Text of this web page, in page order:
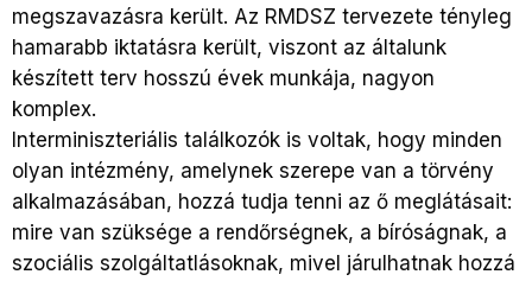
megszavazásra került. Az RMDSZ tervezete tényleg
hamarabb iktatásra került, viszont az általunk
készített terv hosszú évek munkája, nagyon
komplex.
Interminiszteriális találkozók is voltak, hogy minden
olyan intézmény, amelynek szerepe van a törvény
alkalmazásában, hozzá tudja tenni az ő meglátásait:
mire van szüksége a rendőrségnek, a bíróságnak, a
szociális szolgáltatlásoknak, mivel járulhatnak hozzá